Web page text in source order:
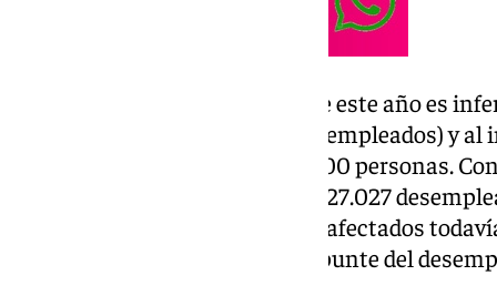
en octubre de este año es
periodo 2001-2023 (+63.926 desempleados) y
en octubre de 2023, de casi 37.000 personas.
descensos de octubre de 2022 (-27.027
pero exceptuando dichos años, afectados
de este año ha sido el menor repunte del